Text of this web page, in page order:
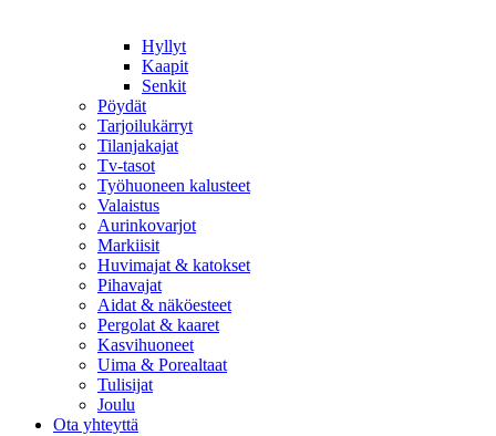
Hyllyt
Kaapit
Senkit
Pöydät
Tarjoilukärryt
Tilanjakajat
Tv-tasot
Työhuoneen kalusteet
Valaistus
Aurinkovarjot
Markiisit
Huvimajat & katokset
Pihavajat
Aidat & näköesteet
Pergolat & kaaret
Kasvihuoneet
Uima & Porealtaat
Tulisijat
Joulu
Ota yhteyttä